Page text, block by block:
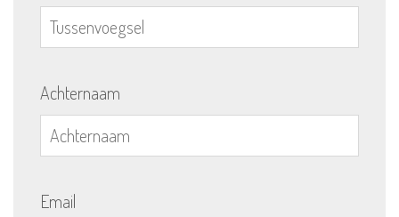
Achternaam
Email